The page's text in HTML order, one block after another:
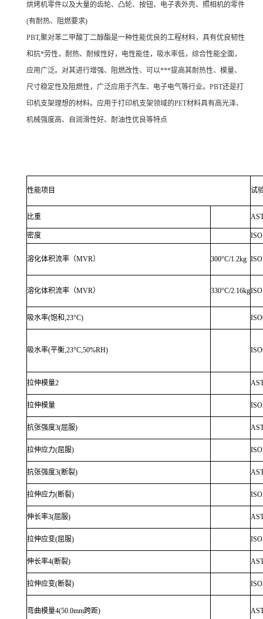
烘烤机零件以及大量的齿轮、凸轮、按钮、电子表外壳、照相机的零件
(有耐热、阻燃要求)
PBT,聚对苯二甲酸丁二醇酯是一种性能优良的工程材料，具有优良韧性
和抗*劳性，耐热、耐候性好，电性能佳，吸水率低，综合性能全面，
应用广泛。对其进行增强、阻燃改性、可以***提高其耐热性、模量、
尺寸稳定性及阻燃性，广泛应用于汽车、电子电气等行业。PBT还是打
印机支架理想的材料。应用于打印机支架领域的PET材料具有高光泽、
机械强度高、自润滑性好、耐油性优良等特点
性能项目 试
比重
密度
溶化体积流率（MVR） 300°C/1.2kg
溶化体积流率（MVR） 330°C/2.16kg
吸水率(饱和,23°C)
吸水率(平衡,23°C,50%RH)
拉伸模量2
拉伸模量
抗张强度3(屈服)
拉伸应力(屈服)
抗张强度3(断裂)
拉伸应力(断裂)
伸长率3(屈服)
拉伸应变(屈服)
伸长率4(断裂)
拉伸应变(断裂)
弯曲模量4(50.0mm跨距)